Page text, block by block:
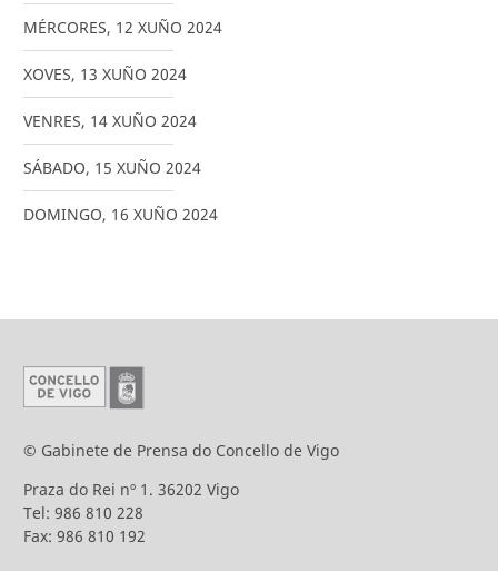
MÉRCORES, 12 XUÑO 2024
XOVES, 13 XUÑO 2024
VENRES, 14 XUÑO 2024
SÁBADO, 15 XUÑO 2024
DOMINGO, 16 XUÑO 2024
© Gabinete de Prensa do Concello de Vigo
Praza do Rei nº 1. 36202 Vigo
Tel: 986 810 228
Fax: 986 810 192